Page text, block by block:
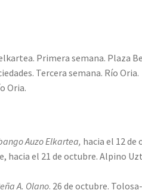
Primera semana. Plaza
Tercera semana. Río Oria.
Oria.
Auzo Elkartea, hacia el 12 de
hacia el 21 de octubre. Alpino
A. Olano. 26 de octubre.